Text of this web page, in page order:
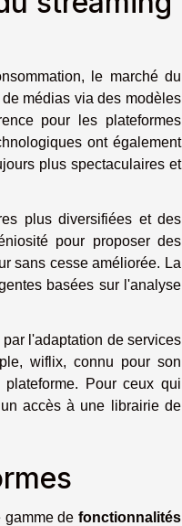
le marché du
médias via des modèles
pour les plateformes
ont également
plus spectaculaires et
plus diversifiées et des
pour proposer des
sans cesse améliorée. La
basées sur l'analyse
l'adaptation de services
wiflix, connu pour son
Pour ceux qui
accès à une librairie de
gamme de fonctionnalités